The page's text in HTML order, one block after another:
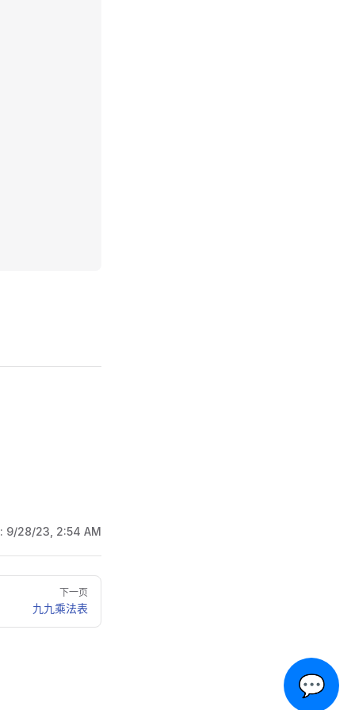
9/28/23, 2:54 AM
下一页
九九乘法表
💬